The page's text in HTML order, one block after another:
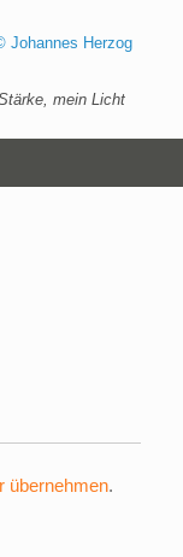
mein Licht
übernehmen.